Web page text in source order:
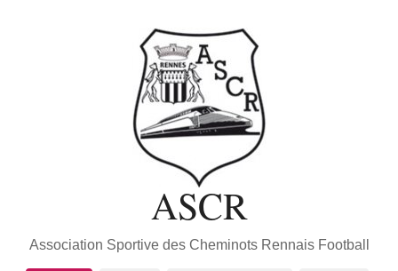
ASCR
Association Sportive des Cheminots Rennais Football